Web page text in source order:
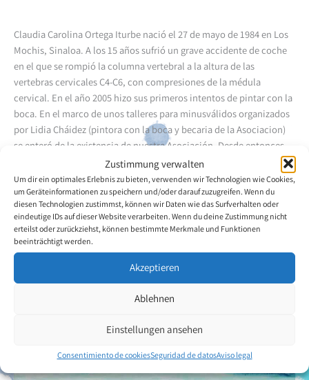
Zustimmung verwalten
Um dir ein optimales Erlebnis zu bieten, verwenden wir Technologien wie Cookies,
um Geräteinformationen zu speichern und/oder darauf zuzugreifen. Wenn du
diesen Technologien zustimmst, können wir Daten wie das Surfverhalten oder
eindeutige IDs auf dieser Website verarbeiten. Wenn du deine Zustimmung nicht
erteilst oder zurückziehst, können bestimmte Merkmale und Funktionen
beeinträchtigt werden.
Akzeptieren
Ablehnen
Einstellungen ansehen
Consentimiento de cookiesSeguridad de datosAviso legal
Claudia Carolina Ortega Iturbe nació el 27 de mayo de 1984 en Los
Mochis, Sinaloa. A los 15 años sufrió un grave accidente de coche
en el que se rompió la columna vertebral a la altura de las
vertebras cervicales C4-C6, con compresiones de la médula
cervical. En el año 2005 hizo sus primeros intentos de pintar con la
boca. En el marco de unos talleres para minusválidos organizados
por Lidia Cháidez (pintora con la boca y becaria de la Asociacion)
se enteró de la existencia de nuestra Asociación. Desde entonces
recibe regularmente clases de pintura de la Sra. Cháidez.
Volver a la descripción general del artista